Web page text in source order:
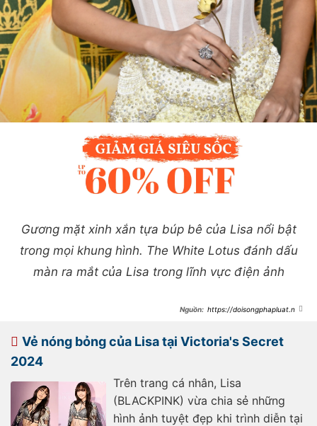
Gương mặt xinh xắn tựa búp bê của Lisa nổi bật
trong mọi khung hình. The White Lotus đánh dấu
màn ra mắt của Lisa trong lĩnh vực điện ảnh
https://doisongphapluat.ngu
let-chi-trong-nhay-mat-
a506982.html
Vẻ nóng bỏng của Lisa tại Victoria's Secret
2024
Trên trang cá nhân, Lisa
(BLACKPINK) vừa chia sẻ những
hình ảnh tuyệt đẹp khi trình diễn tại